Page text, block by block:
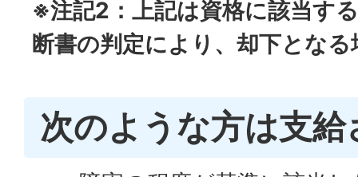
※注記2：上記は資格に該当す
断書の判定により、却下とな
次のような方は支